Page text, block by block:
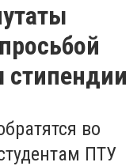
стипендии
во
ПТУ